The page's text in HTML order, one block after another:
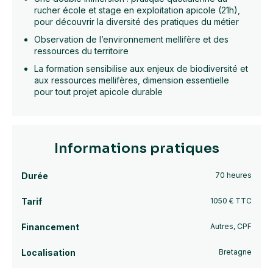
rucher école et stage en exploitation apicole (21h),
pour découvrir la diversité des pratiques du métier
Observation de l’environnement mellifère et des
ressources du territoire
La formation sensibilise aux enjeux de biodiversité et
aux ressources mellifères, dimension essentielle
pour tout projet apicole durable
Informations pratiques
Durée 70 heures
Tarif 1050 € TTC
Financement Autres, CPF
Localisation Bretagne